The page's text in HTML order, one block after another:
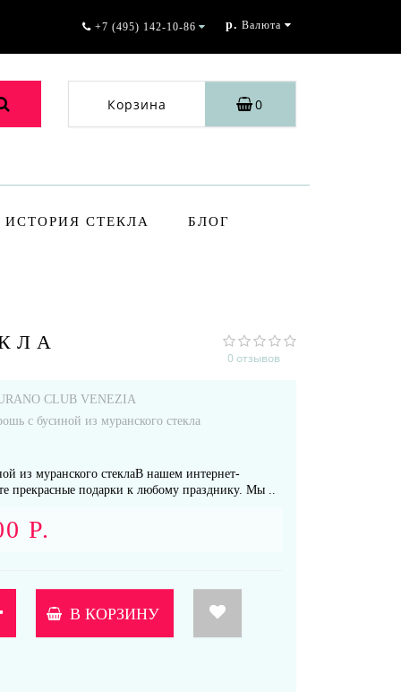
+7 (495) 142-10-86 р. Валюта
Корзина 0
ИСТОРИЯ СТЕКЛА БЛОГ
0 отзывов
CLUB VENEZIA
с бусиной из муранского стекла
из муранского стеклаВ нашем интернет-
прекрасные подарки к любому празднику. Мы ..
Р.
В КОРЗИНУ